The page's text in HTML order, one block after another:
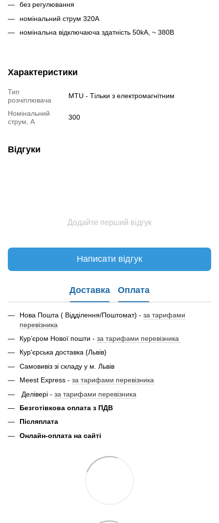
без регулювання
номінальний струм 320A
номінальна відключаюча здатність 50kA, ~ 380В
Характеристики
Тип
розчіплювача
MTU - Тільки з електромагнітним
Номінальний
струм, А
300
Відгуки
Додайте перший відгук
Написати відгук
Доставка Оплата
Нова Пошта ( Відділення/Поштомат) - за тарифами
перевізника
Кур’єром Нової пошти - за тарифами перевізника
Кур'єрська доставка (Львів)
Самовивіз зі складу у м. Львів
Meest Express - за тарифами перевізника
Делівері - за тарифами перевізника
Безготівкова оплата з ПДВ
Післяплата
Онлайн-оплата на сайті